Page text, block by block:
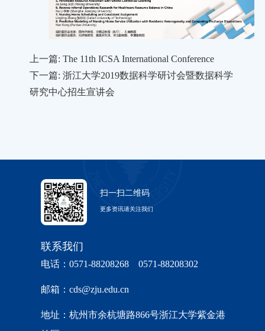
上一篇: The 11th ICSA International Conference
下一篇: 浙江大学2019数据科学研讨会暨数据科学
研究中心招生宣讲会
扫一扫二维码
更多资讯请关注我们
联系我们
电话：0571-88208268 0571-88208302
邮箱：cds@zju.edu.cn
地址：杭州市余杭塘路866号浙江大学紫金港